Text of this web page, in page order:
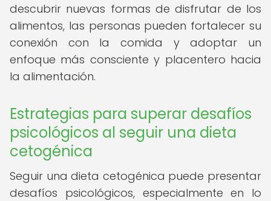
descubrir nuevas formas de disfrutar de los
alimentos, las personas pueden fortalecer su
conexión con la comida y adoptar un
enfoque más consciente y placentero hacia
la alimentación.
Estrategias para superar desafíos
psicológicos al seguir una dieta
cetogénica
Seguir una dieta cetogénica puede presentar
desafíos psicológicos, especialmente en lo